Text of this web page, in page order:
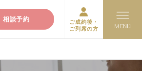
相談予約
ご成約後・
ご列席の方